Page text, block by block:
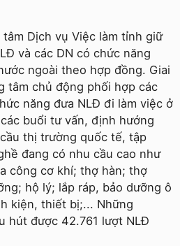
Dịch vụ Việc làm tỉnh giữ
và các DN có chức năng
ngoài theo hợp đồng. Giai
tâm chủ động phối hợp các
năng đưa NLĐ đi làm việc ở
buổi tư vấn, định hướng
thị trường quốc tế, tập
đang có nhu cầu cao như
công cơ khí; thợ hàn; thợ
hộ lý; lắp ráp, bảo dưỡng ô
kiện, thiết bị;... Những
hút được 42.761 lượt NLĐ